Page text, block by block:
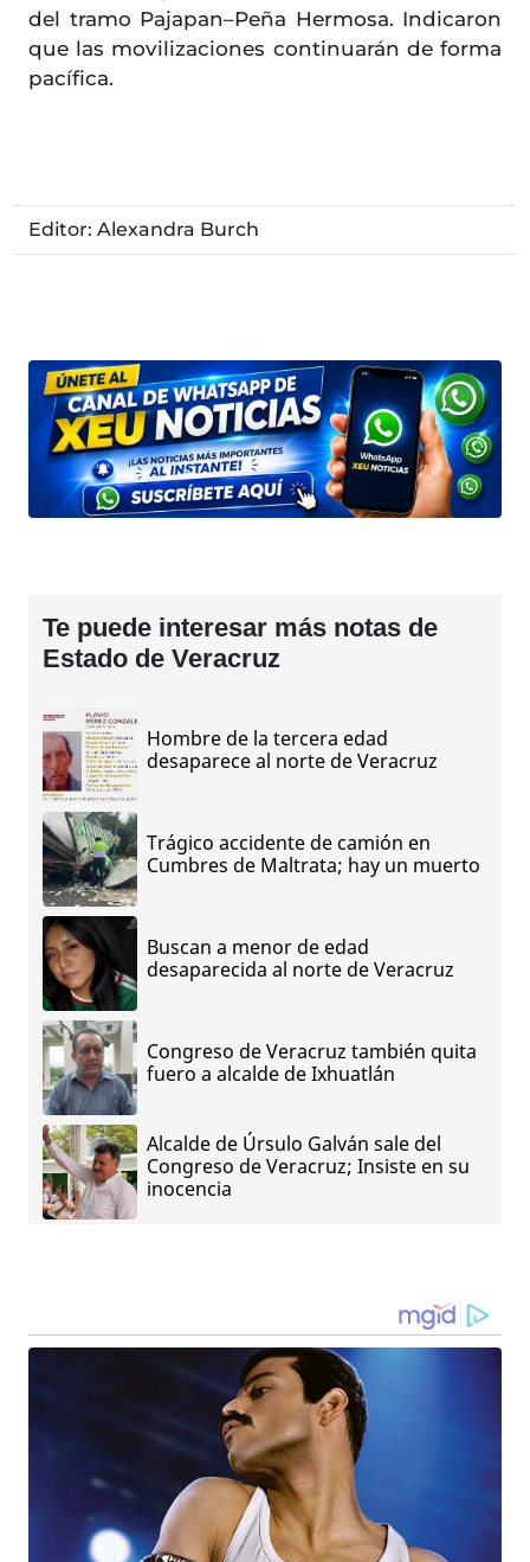
del tramo Pajapan–Peña Hermosa. Indicaron
que las movilizaciones continuarán de forma
pacífica.
Editor: Alexandra Burch
Te puede interesar más notas de
Estado de Veracruz
Hombre de la tercera edad
desaparece al norte de Veracruz
Trágico accidente de camión en
Cumbres de Maltrata; hay un muerto
Buscan a menor de edad
desaparecida al norte de Veracruz
Congreso de Veracruz también quita
fuero a alcalde de Ixhuatlán
Alcalde de Úrsulo Galván sale del
Congreso de Veracruz; Insiste en su
inocencia